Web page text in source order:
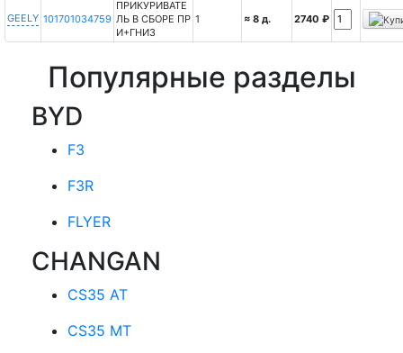
GEELY 101701034759
ПРИКУРИВАТЕ
ЛЬ В СБОРЕ ПР
И+ГНИЗ
1 ≈ 8 д. 2740 ₽
Популярные разделы
BYD
F3
F3R
FLYER
CHANGAN
CS35 AT
CS35 MT